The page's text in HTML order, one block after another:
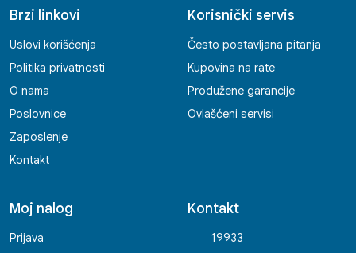
Brzi linkovi
Uslovi korišćenja
Politika privatnosti
O nama
Poslovnice
Zaposlenje
Kontakt
Korisnički servis
Često postavljana pitanja
Kupovina na rate
Produžene garancije
Ovlašćeni servisi
Moj nalog
Prijava
Kontakt
19933